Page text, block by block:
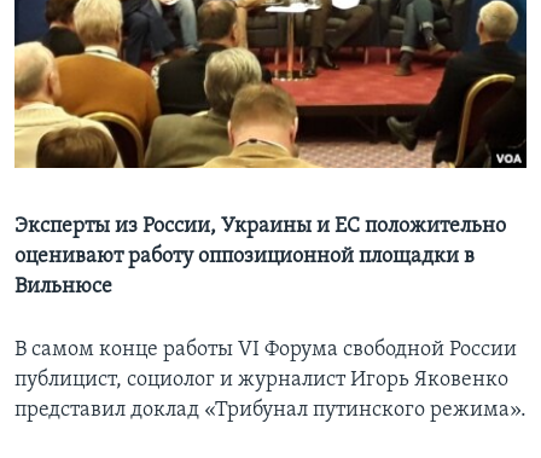
Learning English
СОЦИАЛЬНЫЕ СЕТИ
Языки
Эксперты из России, Украины и ЕС положительно
оценивают работу оппозиционной площадки в
Вильнюсе
В самом конце работы VI Форума свободной России
публицист, социолог и журналист Игорь Яковенко
представил доклад «Трибунал путинского режима».